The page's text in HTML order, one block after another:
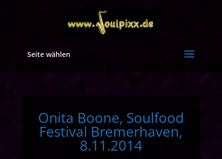
Seite wählen
Onita Boone, Soulfood
Festival Bremerhaven,
8.11.2014